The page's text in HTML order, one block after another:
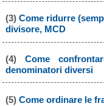
(3) Come ridurre
divisore, MCD
(4) Come
denominatori diversi
(5) Come ordinare le